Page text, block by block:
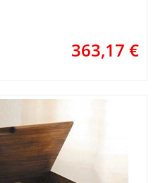
363,17 €